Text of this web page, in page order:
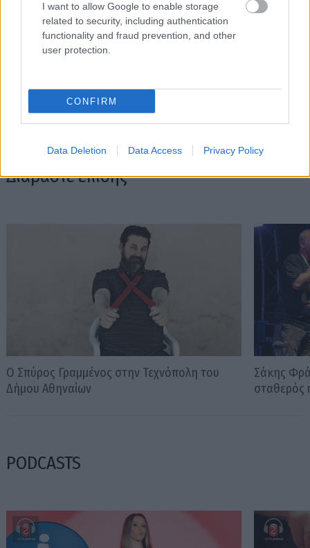
I want to allow Google to enable storage
related to security, including authentication
functionality and fraud prevention, and other
user protection.
CONFIRM
Data Deletion Data Access Privacy Policy
ξεπεράσεις την αναβλητικότητα από το 2004 και έχει
συμμετάσχει σε ρεπορτάζ για πολυχώρους ηδονής στο
κέντρο της Αθήνας, αλλά και για δομές φροντίδας
Διαβάστε επίσης
Ο Σπύρος Γραμμένος στην Τεχνόπολη του
Δήμου Αθηναίων
Σάκης
σταθερός
PODCASTS